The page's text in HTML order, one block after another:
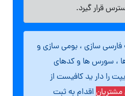
قرار گیرد.
فارسی سازی ، بومی سازی و
، سورس ها و کدهای
را دار ید کافیست از
مشتریان اقدام به ثبت